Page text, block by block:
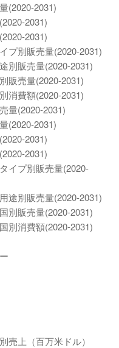
(2020-2031)
2031)
2031)
プ別販売量(2020-2031)
別販売量(2020-2031)
販売量(2020-2031)
消費額(2020-2031)
量(2020-2031)
(2020-2031)
2031)
2031)
イプ別販売量(2020-
途別販売量(2020-2031)
別販売量(2020-2031)
別消費額(2020-2031)
売上（百万米ドル）